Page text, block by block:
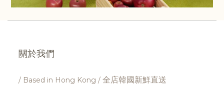
關於我們
/ Based in Hong Kong / 全店韓國新鮮直送